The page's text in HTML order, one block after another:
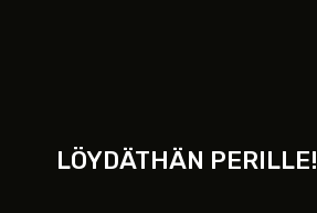
LÖYDÄTHÄN PERILLE!